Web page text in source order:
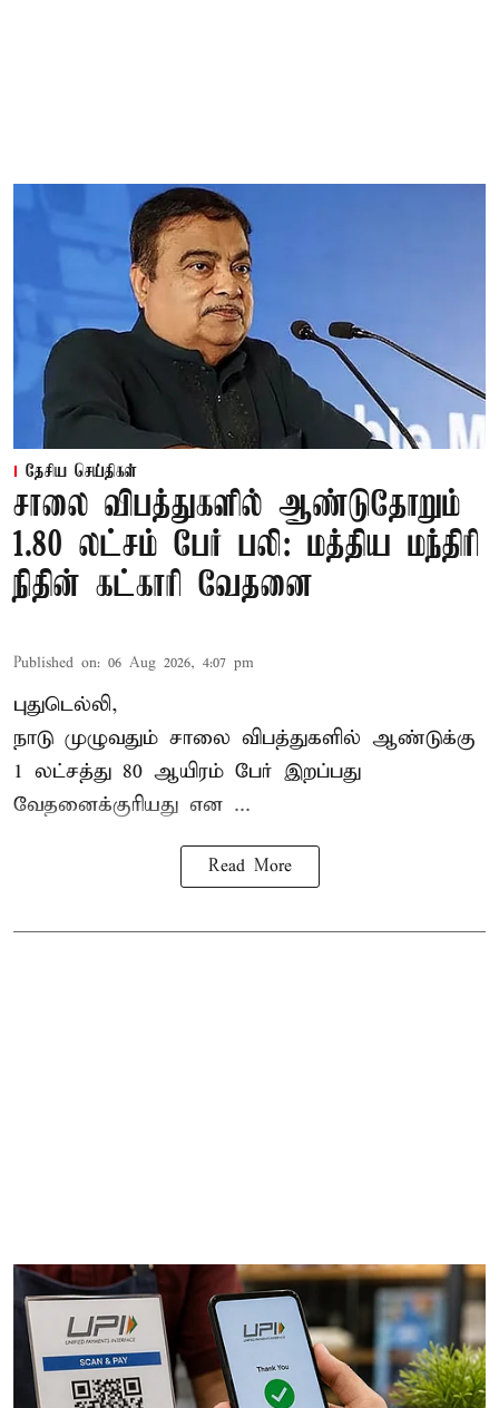
தேசிய செய்திகள்
சாலை விபத்துகளில் ஆண்டுதோறும்
1.80 லட்சம் பேர் பலி: மத்திய மந்திரி
நிதின் கட்காரி வேதனை
Published on: 06 Aug 2026, 4:07 pm
புதுடெல்லி,
நாடு முழுவதும் சாலை விபத்துகளில் ஆண்டுக்கு
1 லட்சத்து 80 ஆயிரம் பேர் இறப்பது
வேதனைக்குரியது என ...
Read More